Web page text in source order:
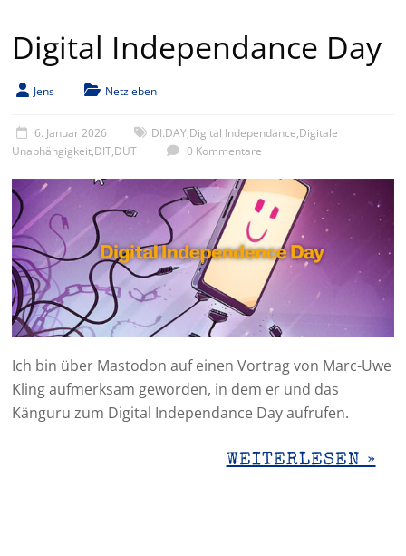
Digital Independance Day
Jens Netzleben
6. Januar 2026 DI.DAY,Digital Independance,Digitale
Unabhängigkeit,DIT,DUT 0 Kommentare
Ich bin über Mastodon auf einen Vortrag von Marc-Uwe
Kling aufmerksam geworden, in dem er und das
Känguru zum Digital Independance Day aufrufen.
WEITERLESEN »